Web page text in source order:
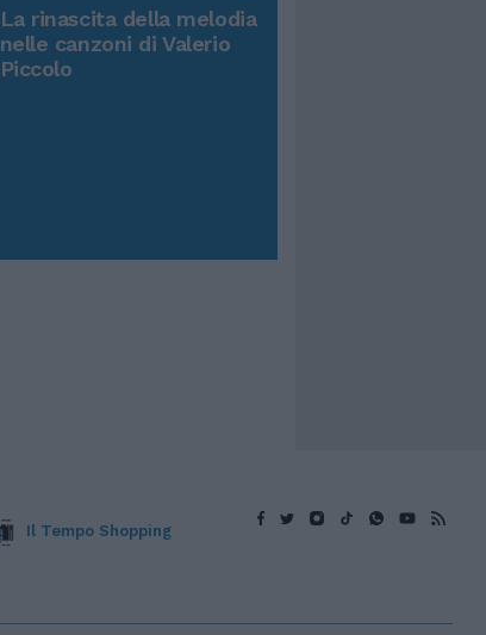
La rinascita della melodia
nelle canzoni di Valerio
Piccolo
Il Tempo Shopping